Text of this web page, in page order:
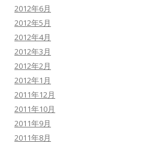
2012年6月
2012年5月
2012年4月
2012年3月
2012年2月
2012年1月
2011年12月
2011年10月
2011年9月
2011年8月